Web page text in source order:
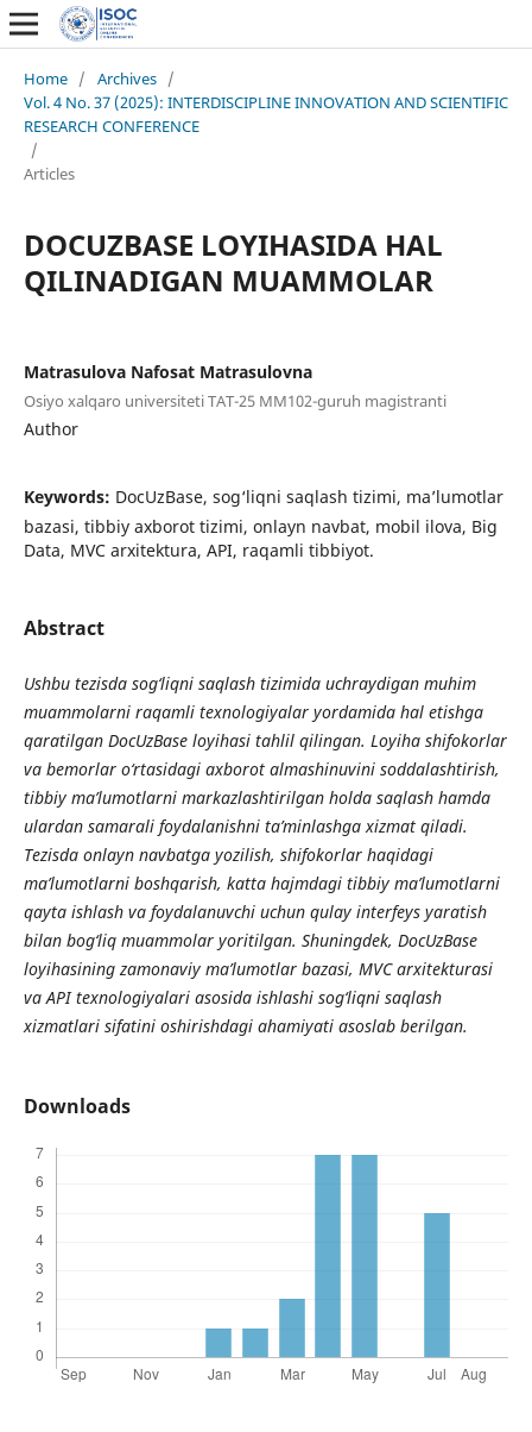
Home / Archives /
Vol. 4 No. 37 (2025): INTERDISCIPLINE INNOVATION AND SCIENTIFIC
RESEARCH CONFERENCE
/
Articles
DOCUZBASE LOYIHASIDA HAL
QILINADIGAN MUAMMOLAR
Matrasulova Nafosat Matrasulovna
Osiyo xalqaro universiteti TAT-25 MM102-guruh magistranti
Author
Keywords: DocUzBase, sog‘liqni saqlash tizimi, ma’lumotlar
bazasi, tibbiy axborot tizimi, onlayn navbat, mobil ilova, Big
Data, MVC arxitektura, API, raqamli tibbiyot.
Abstract
Ushbu tezisda sog‘liqni saqlash tizimida uchraydigan muhim
muammolarni raqamli texnologiyalar yordamida hal etishga
qaratilgan DocUzBase loyihasi tahlil qilingan. Loyiha shifokorlar
va bemorlar o‘rtasidagi axborot almashinuvini soddalashtirish,
tibbiy ma’lumotlarni markazlashtirilgan holda saqlash hamda
ulardan samarali foydalanishni ta’minlashga xizmat qiladi.
Tezisda onlayn navbatga yozilish, shifokorlar haqidagi
ma’lumotlarni boshqarish, katta hajmdagi tibbiy ma’lumotlarni
qayta ishlash va foydalanuvchi uchun qulay interfeys yaratish
bilan bog‘liq muammolar yoritilgan. Shuningdek, DocUzBase
loyihasining zamonaviy ma’lumotlar bazasi, MVC arxitekturasi
va API texnologiyalari asosida ishlashi sog‘liqni saqlash
xizmatlari sifatini oshirishdagi ahamiyati asoslab berilgan.
Downloads